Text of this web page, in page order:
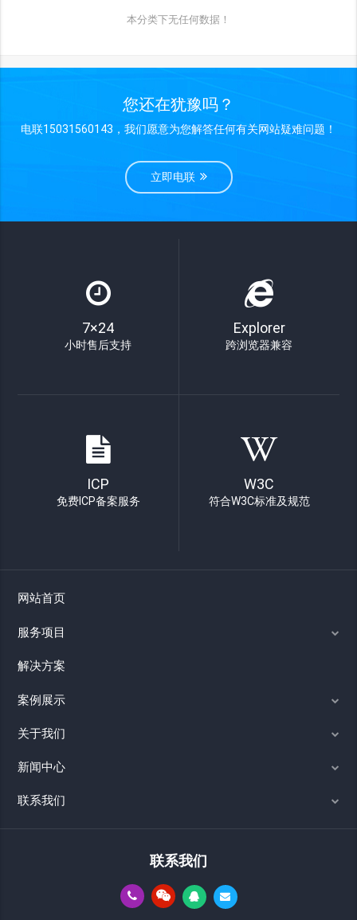
本分类下无任何数据！
您还在犹豫吗？
电联15031560143，我们愿意为您解答任何有关网站疑难问题！
立即电联
7×24
小时售后支持
Explorer
跨浏览器兼容
ICP
免费ICP备案服务
W3C
符合W3C标准及规范
网站首页
服务项目
解决方案
案例展示
关于我们
新闻中心
联系我们
联系我们